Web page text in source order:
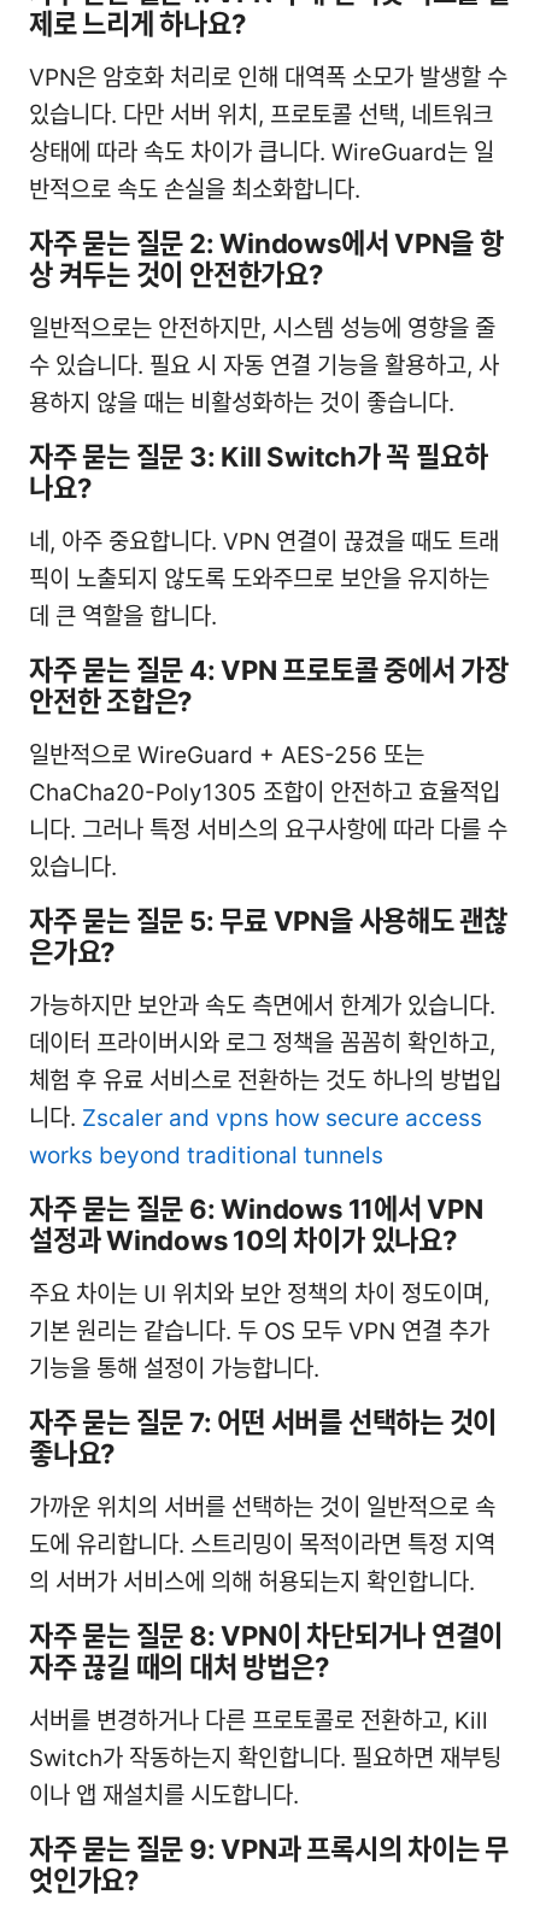
제로 느리게 하나요?
VPN은 암호화 처리로 인해 대역폭 소모가 발생할 수
있습니다. 다만 서버 위치, 프로토콜 선택, 네트워크
상태에 따라 속도 차이가 큽니다. WireGuard는 일
반적으로 속도 손실을 최소화합니다.
자주 묻는 질문 2: Windows에서 VPN을 항
상 켜두는 것이 안전한가요?
일반적으로는 안전하지만, 시스템 성능에 영향을 줄
수 있습니다. 필요 시 자동 연결 기능을 활용하고, 사
용하지 않을 때는 비활성화하는 것이 좋습니다.
자주 묻는 질문 3: Kill Switch가 꼭 필요하
나요?
네, 아주 중요합니다. VPN 연결이 끊겼을 때도 트래
픽이 노출되지 않도록 도와주므로 보안을 유지하는
데 큰 역할을 합니다.
자주 묻는 질문 4: VPN 프로토콜 중에서 가장
안전한 조합은?
일반적으로 WireGuard + AES-256 또는
ChaCha20-Poly1305 조합이 안전하고 효율적입
니다. 그러나 특정 서비스의 요구사항에 따라 다를 수
있습니다.
자주 묻는 질문 5: 무료 VPN을 사용해도 괜찮
은가요?
가능하지만 보안과 속도 측면에서 한계가 있습니다.
데이터 프라이버시와 로그 정책을 꼼꼼히 확인하고,
체험 후 유료 서비스로 전환하는 것도 하나의 방법입
니다. Zscaler and vpns how secure access
works beyond traditional tunnels
자주 묻는 질문 6: Windows 11에서 VPN
설정과 Windows 10의 차이가 있나요?
주요 차이는 UI 위치와 보안 정책의 차이 정도이며,
기본 원리는 같습니다. 두 OS 모두 VPN 연결 추가
기능을 통해 설정이 가능합니다.
자주 묻는 질문 7: 어떤 서버를 선택하는 것이
좋나요?
가까운 위치의 서버를 선택하는 것이 일반적으로 속
도에 유리합니다. 스트리밍이 목적이라면 특정 지역
의 서버가 서비스에 의해 허용되는지 확인합니다.
자주 묻는 질문 8: VPN이 차단되거나 연결이
자주 끊길 때의 대처 방법은?
서버를 변경하거나 다른 프로토콜로 전환하고, Kill
Switch가 작동하는지 확인합니다. 필요하면 재부팅
이나 앱 재설치를 시도합니다.
자주 묻는 질문 9: VPN과 프록시의 차이는 무
엇인가요?